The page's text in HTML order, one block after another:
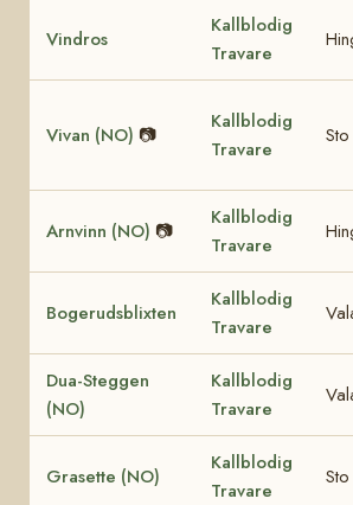
Vindros
Kallblodig
Travare
Vivan (NO) 📷
Kallblodig
Travare
Sto
Arnvinn (NO) 📷
Kallblodig
Travare
Bogerudsblixten
Kallblodig
Travare
Dua-Steggen
(NO)
Kallblodig
Travare
Grasette (NO)
Kallblodig
Travare
Sto